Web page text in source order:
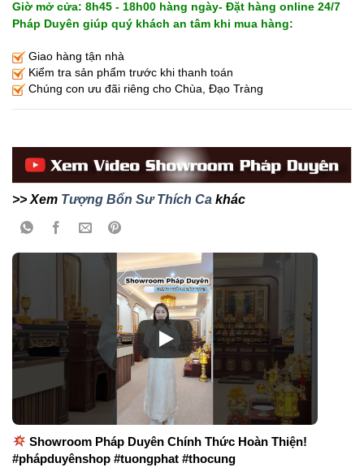
Giờ mở cửa: 8h45 - 18h00 hàng ngày- Đặt hàng online 24/7
Pháp Duyên giúp quý khách an tâm khi mua hàng:
Giao hàng tận nhà
Kiểm tra sản phẩm trước khi thanh toán
Chúng con ưu đãi riêng cho Chùa, Đạo Tràng
>> Xem Tượng Bổn Sư Thích Ca khác
Showroom Pháp Duyên Chính Thức Hoàn Thiện!
#phápduyênshop #tuongphat #thocung